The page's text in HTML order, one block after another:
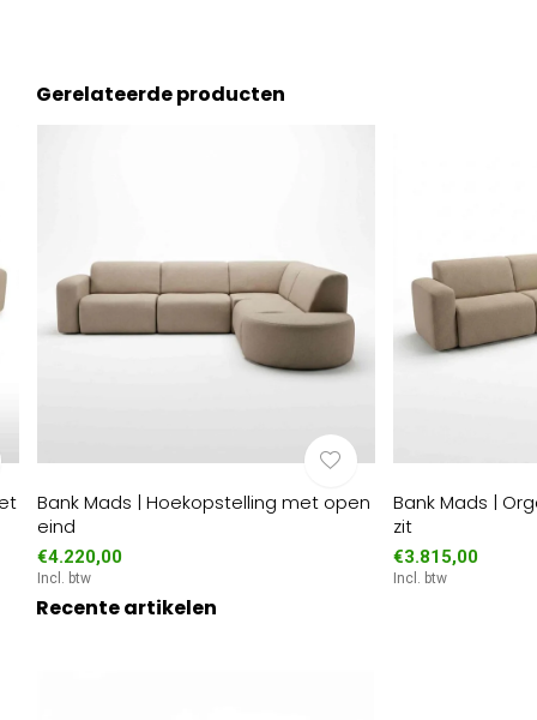
Gerelateerde producten
Bank Mads | Hoekopstelling met open
eind
€4.220,00
Incl. btw
Bank Mads |
zit
€3.815,00
Incl. btw
Recente artikelen